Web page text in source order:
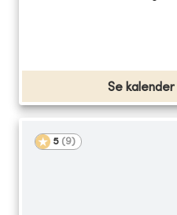
Se
5 (9)